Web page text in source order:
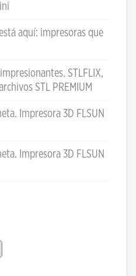
aquí: impresoras que
STLFLIX,
STL PREMIUM
Impresora 3D FLSUN
Impresora 3D FLSUN